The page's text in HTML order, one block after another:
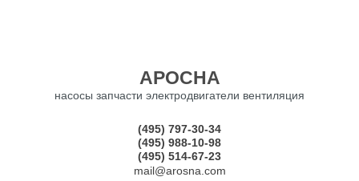
АРОСНА
насосы запчасти электродвигатели вентиляция
(495) 797-30-34
(495) 988-10-98
(495) 514-67-23
mail@arosna.com